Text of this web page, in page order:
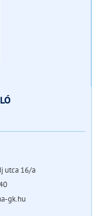
utca 16/a
gk.hu